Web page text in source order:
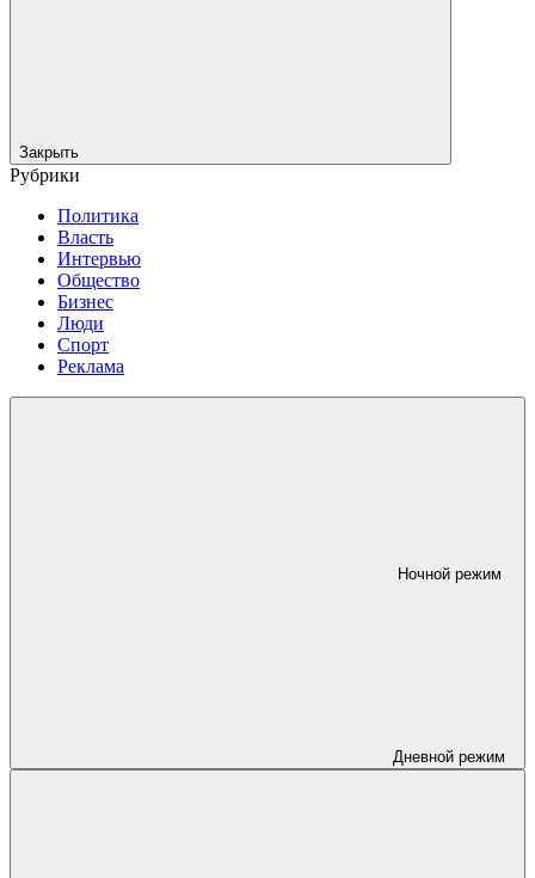
Закрыть
Рубрики
Политика
Власть
Интервью
Общество
Бизнес
Люди
Спорт
Реклама
Ночной режим
Дневной режим